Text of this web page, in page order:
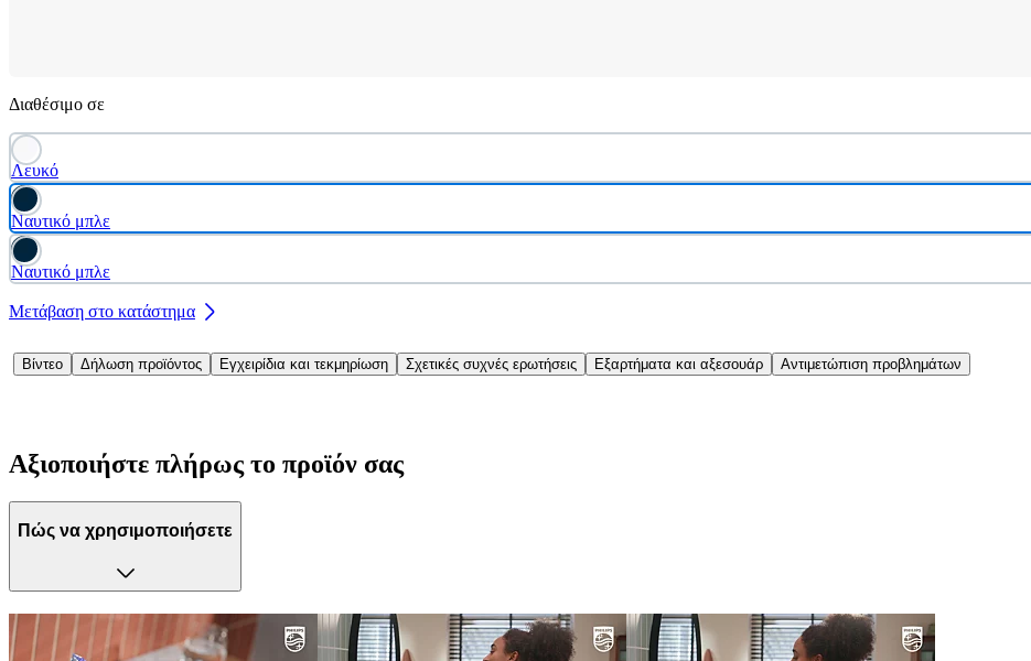
Διαθέσιμο σε
Λευκό
Ναυτικό μπλε
Ναυτικό μπλε
Μετάβαση στο κατάστημα
Βίντεο Δήλωση προϊόντος Εγχειρίδια και τεκμηρίωση Σχετικές συχνές ερωτήσεις Εξαρτήματα και αξεσουάρ Αντιμετώπιση προβλημάτων
Αξιοποιήστε πλήρως το προϊόν σας
Πώς να χρησιμοποιήσετε